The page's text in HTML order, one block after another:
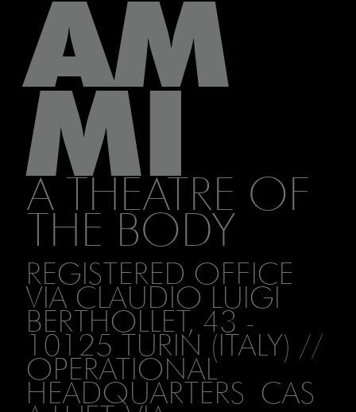
AM
MI
A THEATRE OF
THE BODY
REGISTERED OFFICE
VIA CLAUDIO LUIGI
BERTHOLLET, 43 -
10125 TURIN (ITALY) //
OPERATIONAL
HEADQUARTERS CAS